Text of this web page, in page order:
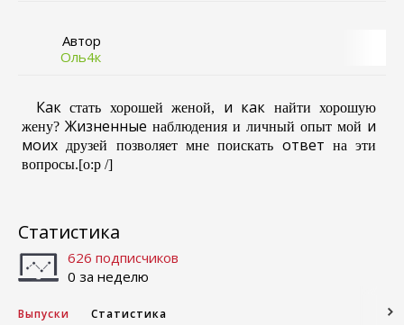
Автор
Оль4к
Как стать хорошей женой, и как найти
хорошую
жену? Жизненные наблюдения и личный опыт мой и
моих друзей позволяет мне поискать ответ на
эти
вопросы.[o:p /]
Статистика
626 подписчиков
0 за неделю
Выпуски Статистика